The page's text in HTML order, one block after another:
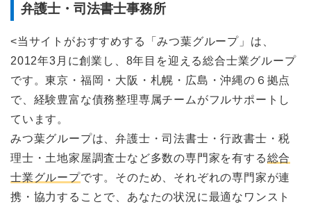
弁護士・司法書士事務所
<当サイトがおすすめする「みつ葉グループ」は、
2012年3月に創業し、8年目を迎える総合士業グループ
です。東京・福岡・大阪・札幌・広島・沖縄の６拠点
で、経験豊富な債務整理専属チームがフルサポートし
ています。
みつ葉グループは、弁護士・司法書士・行政書士・税
理士・土地家屋調査士など多数の専門家を有する総合
士業グループです。そのため、それぞれの専門家が連
携・協力することで、あなたの状況に最適なワンスト